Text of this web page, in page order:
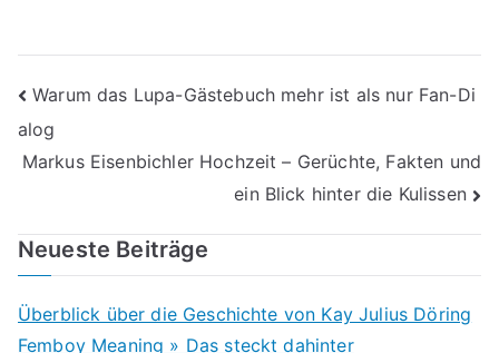
Beitragsnavigation
Warum das Lupa-Gästebuch mehr ist als nur Fan-Di
alog
Markus Eisenbichler Hochzeit – Gerüchte, Fakten und
ein Blick hinter die Kulissen
Neueste Beiträge
Überblick über die Geschichte von Kay Julius Döring
Femboy Meaning » Das steckt dahinter